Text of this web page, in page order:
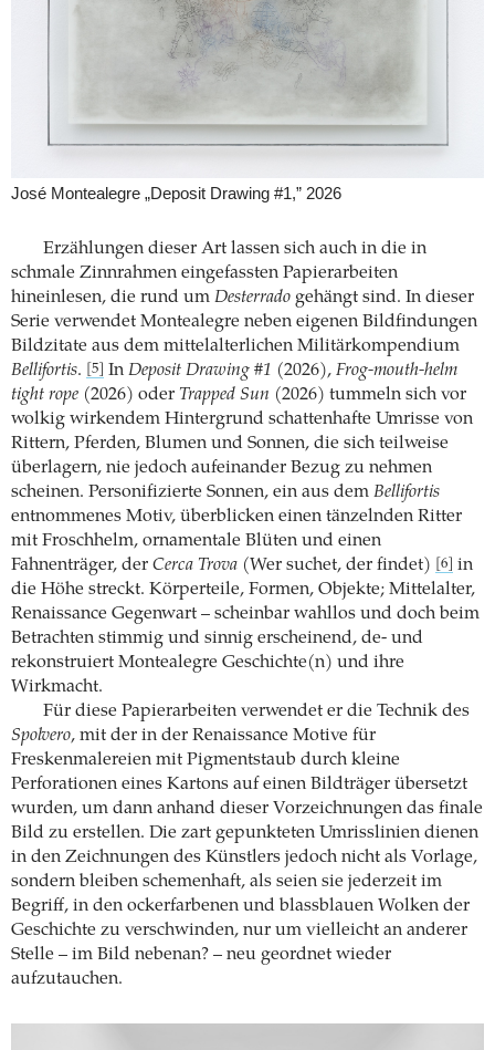
José Montealegre „Deposit Drawing #1,” 2026
Erzählungen dieser Art lassen sich auch in die in
schmale Zinnrahmen eingefassten Papierarbeiten
hineinlesen, die rund um Desterrado gehängt sind. In dieser
Serie verwendet Montealegre neben eigenen Bildfindungen
Bildzitate aus dem mittelalterlichen Militärkompendium
Bellifortis. [5] In Deposit Drawing #1 (2026), Frog-mouth-helm
tight rope (2026) oder Trapped Sun (2026) tummeln sich vor
wolkig wirkendem Hintergrund schattenhafte Umrisse von
Rittern, Pferden, Blumen und Sonnen, die sich teilweise
überlagern, nie jedoch aufeinander Bezug zu nehmen
scheinen. Personifizierte Sonnen, ein aus dem Bellifortis
entnommenes Motiv, überblicken einen tänzelnden Ritter
mit Froschhelm, ornamentale Blüten und einen
Fahnenträger, der Cerca Trova (Wer suchet, der findet) [6]
in
die Höhe streckt. Körperteile, Formen, Objekte; Mittelalter,
Renaissance Gegenwart – scheinbar wahllos und doch beim
Betrachten stimmig und sinnig erscheinend, de- und
rekonstruiert Montealegre Geschichte(n) und ihre
Wirkmacht.
Für diese Papierarbeiten verwendet er die Technik des
Spolvero, mit der in der Renaissance Motive für
Freskenmalereien mit Pigmentstaub durch kleine
Perforationen eines Kartons auf einen Bildträger übersetzt
wurden, um dann anhand dieser Vorzeichnungen das finale
Bild zu erstellen. Die zart gepunkteten Umrisslinien dienen
in den Zeichnungen des Künstlers jedoch nicht als Vorlage,
sondern bleiben schemenhaft, als seien sie jederzeit im
Begriff, in den ockerfarbenen und blassblauen Wolken der
Geschichte zu verschwinden, nur um vielleicht an anderer
Stelle – im Bild nebenan? – neu geordnet wieder
aufzutauchen.